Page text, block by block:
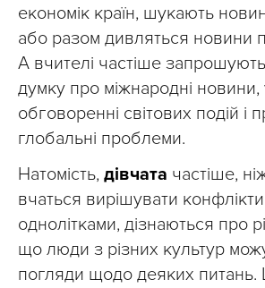
економік країн, шукають
або разом дивляться новини
А вчителі частіше
думку про міжнародні новини,
обговоренні світових подій і
глобальні проблеми.
Натомість, дівчата частіше,
вчаться вирішувати конфлікти
однолітками, дізнаються про
що люди з різних культур
погляди щодо деяких питань.